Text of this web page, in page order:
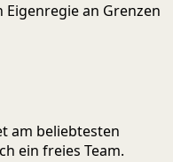
an Grenzen
am beliebtesten
ein freies Team.